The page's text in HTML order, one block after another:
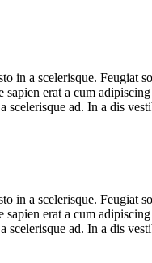
a scelerisque. Feugiat
erat a cum
ad. In a dis
a scelerisque. Feugiat
erat a cum
ad. In a dis